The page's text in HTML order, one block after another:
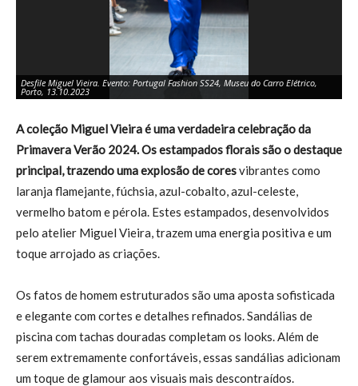
Desfile Miguel Vieira. Evento: Portugal Fashion SS24, Museu do Carro Elétrico,
Porto, 13.10.2023
A coleção Miguel Vieira é uma verdadeira celebração da
Primavera Verão 2024. Os estampados florais são o destaque
principal, trazendo uma explosão de coresvibrantes como
laranja flamejante, fúchsia, azul-cobalto, azul-celeste,
vermelho batom e pérola. Estes estampados, desenvolvidos
pelo atelier Miguel Vieira, trazem uma energia positiva e um
toque arrojado as criações.
Os fatos de homem estruturados são uma aposta sofisticada
e elegante com cortes e detalhes refinados. Sandálias de
piscina com tachas douradas completam os looks. Além de
serem extremamente confortáveis, essas sandálias adicionam
um toque de glamour aos visuais mais descontraídos.